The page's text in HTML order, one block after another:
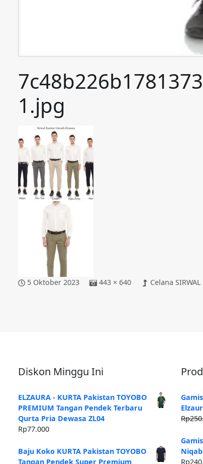
1.jpg
5 Oktober 2023 443 × 640 Celana
Diskon Minggu Ini
ELZAURA - KURTA Pakistan TOYOBO
PREMIUM Tangan Pendek Terbaru
Qurta Pria Dewasa ZL04
Rp77.000
Baju Koko KURTA Pakistan TOYOBO
Tangan Pendek Super Premium
Rp
Rp